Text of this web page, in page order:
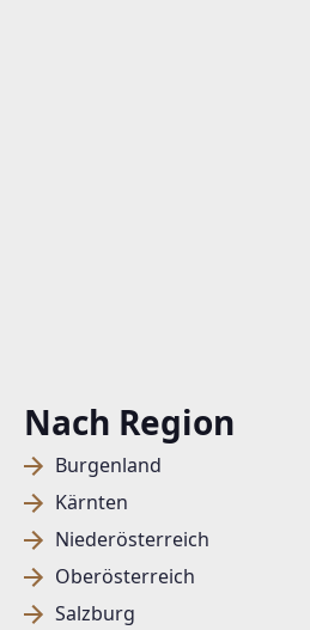
Nach Region
Burgenland
Kärnten
Niederösterreich
Oberösterreich
Salzburg